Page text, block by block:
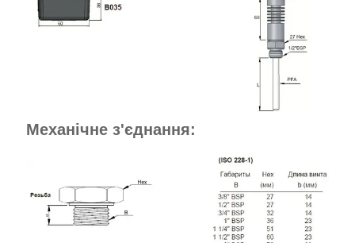
Механічне з'єднання: